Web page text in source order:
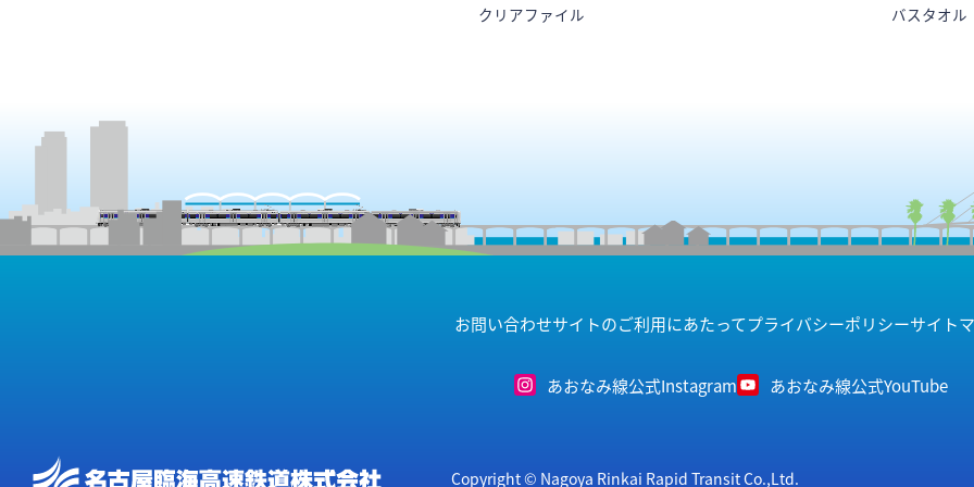
クリアファイル バスタオル
お問い合わせサイトのご利用にあたってプライバシーポリシーサイト
あおなみ線公式Instagram あおなみ線公式YouTube
Copyright © Nagoya Rinkai Rapid Transit Co.,Ltd.